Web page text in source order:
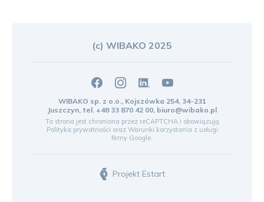
(c) WIBAKO 2025
WIBAKO sp. z o.o., Kojszówka 254, 34-231
Juszczyn, tel. +48 33 870 42 00, biuro@wibako.pl
Ta strona jest chroniona przez reCAPTCHA i obowiązują
Polityka prywatności oraz Warunki korzystania z usługi
firmy Google.
Projekt Estart